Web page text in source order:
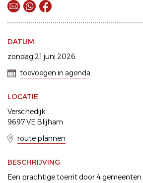
DATUM
zondag 21 juni 2026
toevoegen in agenda
LOCATIE
Verschedijk
9697 VE Blijham
route plannen
BESCHRIJVING
Een prachtige toerrit door 4 gemeenten